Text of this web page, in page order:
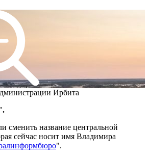
Ирбита
сменить название центральной
сейчас носит имя Владимира
".